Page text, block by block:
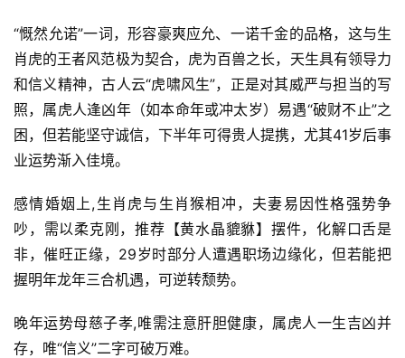
“慨然允诺”一词，形容豪爽应允、一诺千金的品格，这与生
肖虎的王者风范极为契合，虎为百兽之长，天生具有领导力
和信义精神，古人云“虎啸风生”，正是对其威严与担当的写
照，属虎人逢凶年（如本命年或冲太岁）易遇“破财不止”之
困，但若能坚守诚信，下半年可得贵人提携，尤其41岁后事
业运势渐入佳境。
感情婚姻上,生肖虎与生肖猴相冲，夫妻易因性格强势争
吵，需以柔克刚，推荐【黄水晶貔貅】摆件，化解口舌是
非，催旺正缘，29岁时部分人遭遇职场边缘化，但若能把
握明年龙年三合机遇，可逆转颓势。
晚年运势母慈子孝,唯需注意肝胆健康，属虎人一生吉凶并
存，唯“信义”二字可破万难。